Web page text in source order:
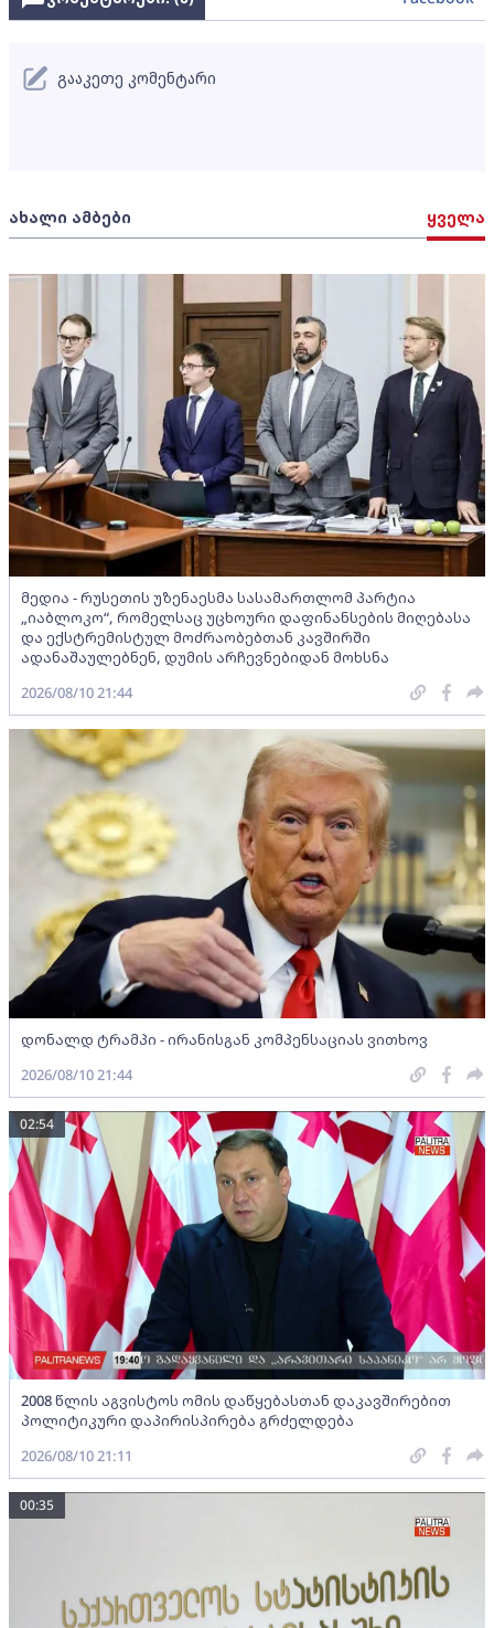
ახალი ამბები ყველა
მედია - რუსეთის უზენაესმა სასამართლომ პარტია
„იაბლოკო“, რომელსაც უცხოური დაფინანსების მიღებასა
და ექსტრემისტულ მოძრაობებთან კავშირში
ადანაშაულებნენ, დუმის არჩევნებიდან მოხსნა
2026/08/10 21:44
დონალდ ტრამპი - ირანისგან კომპენსაციას ვითხოვ
2026/08/10 21:44
2008 წლის აგვისტოს ომის დაწყებასთან დაკავშირებით
პოლიტიკური დაპირისპირება გრძელდება
02:54
2026/08/10 21:11
00:35
გააკეთე კომენტარი